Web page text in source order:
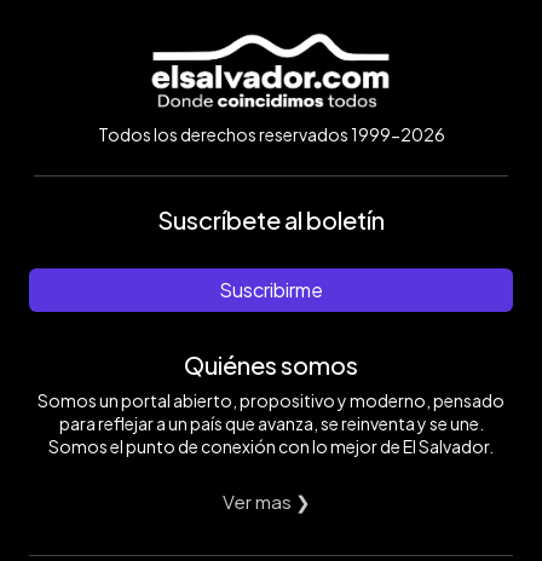
Todos los derechos reservados 1999-2026
Suscríbete al boletín
Suscribirme
Quiénes somos
Somos un portal abierto, propositivo y moderno, pensado
para reflejar a un país que avanza, se reinventa y se une.
Somos el punto de conexión con lo mejor de El Salvador.
Ver mas ❯